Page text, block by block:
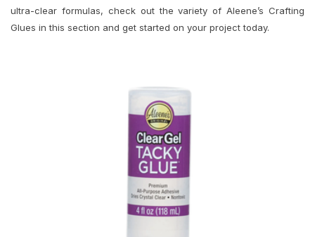
ultra-clear formulas, check out the variety of Aleene’s Crafting
Glues in this section and get started on your project today.